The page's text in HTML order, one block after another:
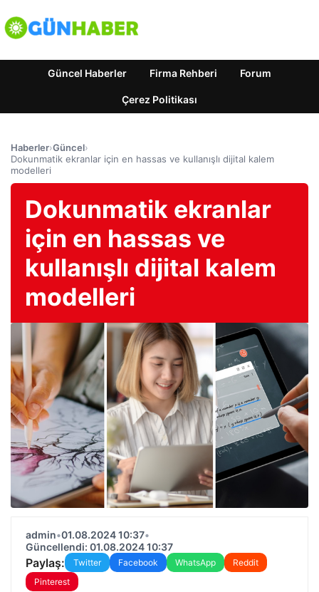
Güncel Haberler Firma Rehberi Forum
Çerez Politikası
Haberler›Güncel›
Dokunmatik ekranlar için en hassas ve kullanışlı dijital kalem
modelleri
Dokunmatik ekranlar
için en hassas ve
kullanışlı dijital kalem
modelleri
admin•01.08.2024 10:37•
Güncellendi: 01.08.2024 10:37
Paylaş: Twitter Facebook WhatsApp
Reddit
Pinterest